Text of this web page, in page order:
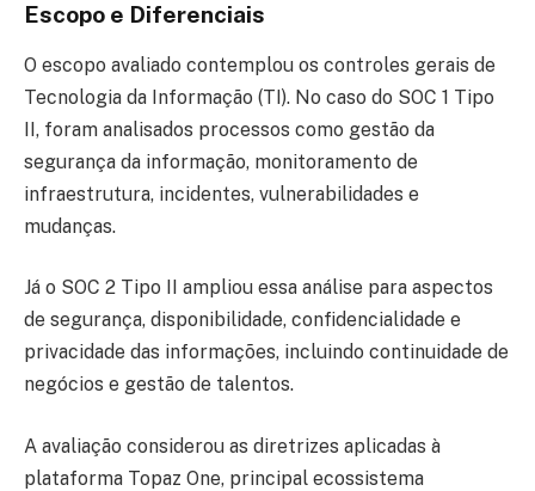
Escopo e Diferenciais
O escopo avaliado contemplou os controles gerais de
Tecnologia da Informação (TI). No caso do SOC 1 Tipo
II, foram analisados processos como gestão da
segurança da informação, monitoramento de
infraestrutura, incidentes, vulnerabilidades e
mudanças.
Já o SOC 2 Tipo II ampliou essa análise para aspectos
de segurança, disponibilidade, confidencialidade e
privacidade das informações, incluindo continuidade de
negócios e gestão de talentos.
A avaliação considerou as diretrizes aplicadas à
plataforma Topaz One, principal ecossistema